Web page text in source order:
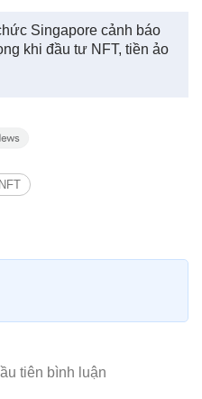
Singapore cảnh báo
khi đầu tư NFT, tiền ảo
NFT